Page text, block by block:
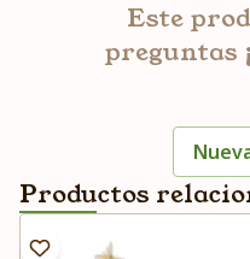
Este
preguntas
Productos